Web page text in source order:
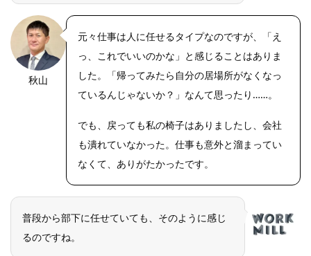
OLYMPUS
秋山
元々仕事は人に任せるタイプなのですが、「え
っ、これでいいのかな」と感じることはありま
した。「帰ってみたら自分の居場所がなくなっ
ているんじゃないか？」なんて思ったり……。
でも、戻っても私の椅子はありましたし、会社
も潰れていなかった。仕事も意外と溜まってい
なくて、ありがたかったです。
普段から部下に任せていても、そのように感じ
るのですね。